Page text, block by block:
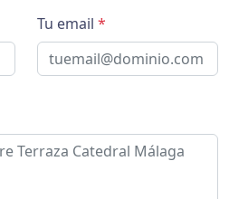
Tu email *